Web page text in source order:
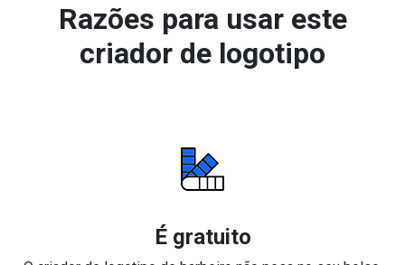
Razões para usar este
criador de logotipo
É gratuito